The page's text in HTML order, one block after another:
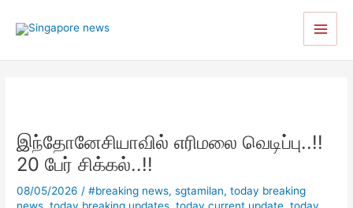
Main
இந்தோனேசியாவில் எரிமலை வெடிப்பு..!!
20 பேர் சிக்கல்..!!
08/05/2026/#breaking news,sgtamilan,today breaking